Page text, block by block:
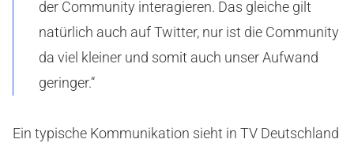
der Community interagieren. Das gleiche gilt
natürlich auch auf Twitter, nur ist die Community
da viel kleiner und somit auch unser Aufwand
geringer.“
Ein typische Kommunikation sieht in TV Deutschland